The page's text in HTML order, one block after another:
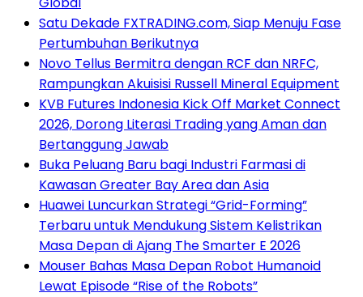
Satu Dekade FXTRADING.com, Siap Menuju Fase
Pertumbuhan Berikutnya
Novo Tellus Bermitra dengan RCF dan NRFC,
Rampungkan Akuisisi Russell Mineral Equipment
KVB Futures Indonesia Kick Off Market Connect
2026, Dorong Literasi Trading yang Aman dan
Bertanggung Jawab
Buka Peluang Baru bagi Industri Farmasi di
Kawasan Greater Bay Area dan Asia
Huawei Luncurkan Strategi “Grid-Forming”
Terbaru untuk Mendukung Sistem Kelistrikan
Masa Depan di Ajang The Smarter E 2026
Mouser Bahas Masa Depan Robot Humanoid
Lewat Episode “Rise of the Robots”